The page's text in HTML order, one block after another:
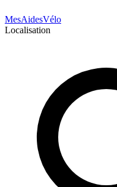
MesAidesVélo
Localisation